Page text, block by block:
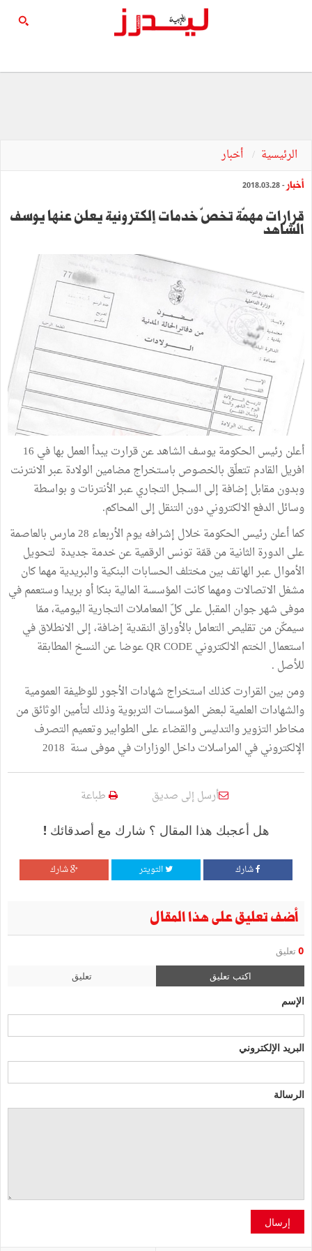
الرئيسية أخبار
أخبار - 2018.03.28
قرارات مهمّة تخصّ خدمات إلكترونية يعلن عنها يوسف
الشاهد
أعلن رئيس الحكومة يوسف الشاهد عن قرارت يبدأ العمل بها في 16
افريل القادم تتعلّق بالخصوص باستخراج مضامين الولادة عبر الانترنت
وبدون مقابل إضافة إلى السجل التجاري عبر الأنترنات و بواسطة
وسائل الدفع الالكتروني دون التنقل إلى المحاكم.
كما أعلن رئيس الحكومة خلال إشرافه يوم الأربعاء 28 مارس بالعاصمة
على الدورة الثانية من قمّة تونس الرقمية عن خدمة جديدة لتحويل
الأموال عبر الهاتف بين مختلف الحسابات البنكية والبريدية مهما كان
مشغل الاتصالات ومهما كانت المؤسسة المالية بنكا أو بريدا وستعمم في
موفى شهر جوان المقبل على كلّ المعاملات التجارية اليومية، ممّا
سيمكّن من تقليص التعامل بالأوراق النقدية إضافة، إلى الانطلاق في
استعمال الختم الالكتروني QR CODE عوضا عن النسخ المطابقة
للأصل .
ومن بين القرارت كذلك استخراج شهادات الأجور للوظيفة العمومية
والشهادات العلمية لبعض المؤسسات التربوية وذلك لتأمين الوثائق من
مخاطر التزوير والتدليس والقضاء على الطوابير وتعميم التصرف
الإلكتروني في المراسلات داخل الوزارات في موفى سنة 2018
أرسل إلى صديق طباعة
هل أعجبك هذا المقال ؟ شارك مع أصدقائك !
شارك التويتر شارك
أضف تعليق على هذا المقال
0 تعليق
اكتب تعليق تعليق
الإسم
البريد الإلكتروني
الرسالة
إرسال